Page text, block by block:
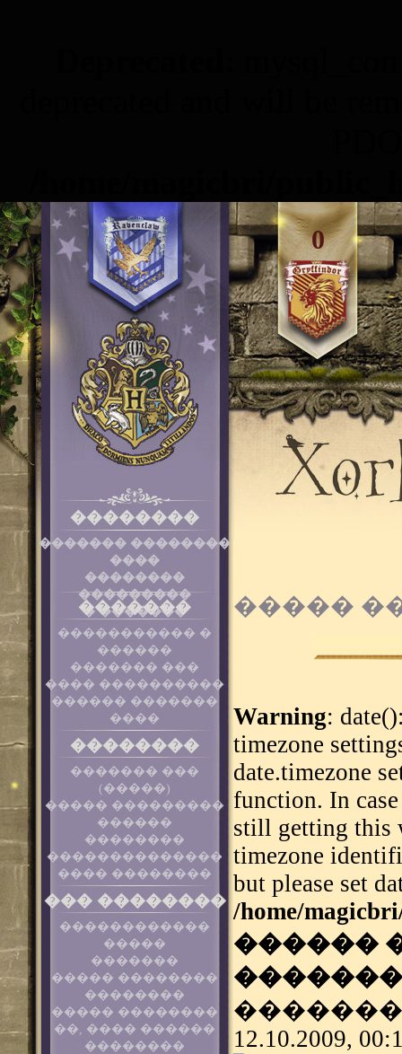
0
��������
������� ��������
����
��������
���������
� �������
�����
Warning:
timezone
date.timezone
function. In
still getting this
timezone
but please set
/home/
������
12.10.2009,
�������
����������� �
������
������� ���
���� ����������
������ �������
����
��������
������� ���
(�����)
����� ���������
������
��������
��������������
���� ��������
��� ��������
������������
�����
�������
����� ��������
��������
����� ��������
��, ���� ������
��������